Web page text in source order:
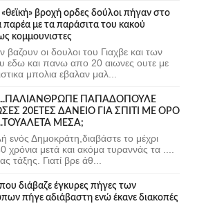
βροχή ορδες δούλοι πήγαν στο
με τα παράσιτα του κακού
κομμουνιστες
βαζουν οι δουλοι του Γιαχβε και των
εδω και πανω απο 20 αιωνες ουτε με
μπολια εβαλαν μαλ...
....ΠΑΛΙΑΝΘΡΩΠΕ ΠΑΠΑΔΟΠΟΥΛΕ
20ΕΤΕΣ ΔΑΝΕΙΟ ΓΙΑ ΣΠΙΤΙ ΜΕ ΟΡΟ
ΜΕΣΑ;
ενός Δημοκράτη,διαβάστε το μέχρι
χρόνια μετά και ακόμα τυραννάς τα ....
τάξης. Γιατί βρε άθ...
διάβαζε έγκυρες πήγες των
πήγε αδιάβαστη ενώ έκανε διακοπές